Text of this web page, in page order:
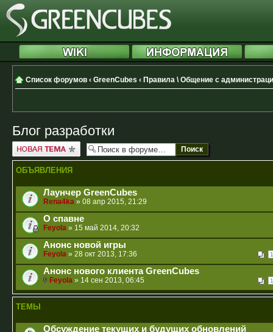
Список форумов ‹ GreenCubes ‹ Правила \ Общение с
Блог разработки
Новая тема
ОБЪЯВЛЕНИЯ
Лаунчер GreenCubes
Rena4ka » 08 апр 2015, 21:29
О спавне
Feyola » 15 май 2014, 20:32
Анонс новой игры
1
Feyola » 28 окт 2013, 17:36
Анонс нового клиента GreenCubes
1
Feyola » 14 сен 2013, 06:45
ТЕМЫ
Обсуждение текущих и будущих обновлений